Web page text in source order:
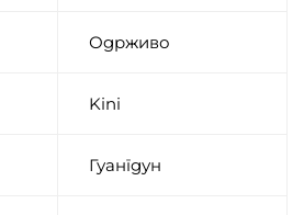
Одрживо
Kini
Гуангдун